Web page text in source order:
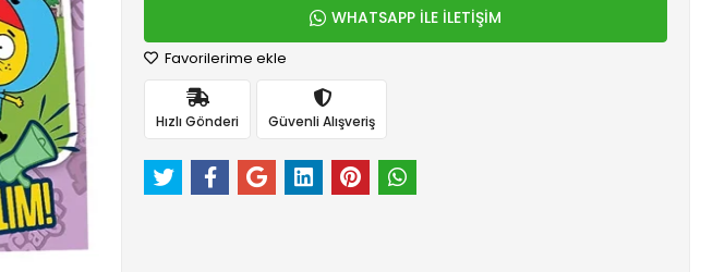
WHATSAPP İLE İLETİŞİM
Favorilerime ekle
Hızlı Gönderi Güvenli Alışveriş